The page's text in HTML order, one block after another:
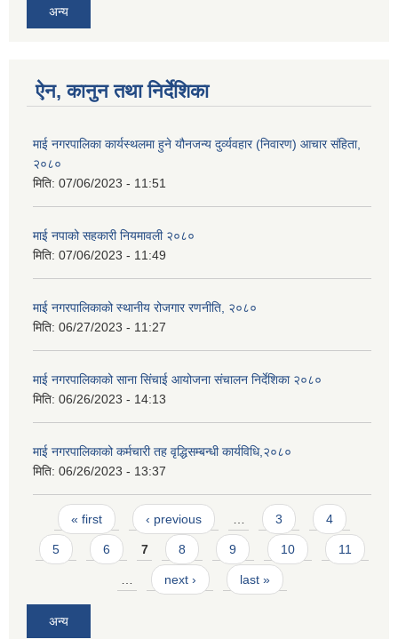
अन्य
ऐन, कानुन तथा निर्देशिका
माई नगरपालिका कार्यस्थलमा हुने यौनजन्य दुर्व्यवहार (निवारण) आचार संहिता,
२०८०
मिति: 07/06/2023 - 11:51
माई नपाको सहकारी नियमावली २०८०
मिति: 07/06/2023 - 11:49
माई नगरपालिकाको स्थानीय रोजगार रणनीति, २०८०
मिति: 06/27/2023 - 11:27
माई नगरपालिकाको साना सिंचाई आयोजना संचालन निर्देशिका २०८०
मिति: 06/26/2023 - 14:13
माई नगरपालिकाको कर्मचारी तह वृद्धिसम्बन्धी कार्यविधि,२०८०
मिति: 06/26/2023 - 13:37
Pages
« first ‹ previous … 3 4
5 6 7 8 9 10 11
… next › last »
अन्य